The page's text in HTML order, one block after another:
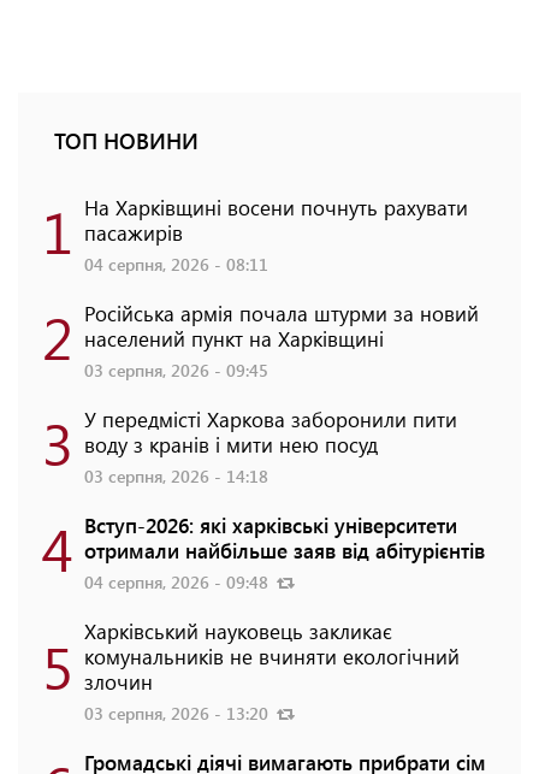
ТОП НОВИНИ
1 На Харківщині восени почнуть рахувати
пасажирів
04 серпня, 2026 - 08:11
2 Російська армія почала штурми за новий
населений пункт на Харківщині
03 серпня, 2026 - 09:45
3 У передмісті Харкова заборонили пити
воду з кранів і мити нею посуд
03 серпня, 2026 - 14:18
4 Вступ-2026: які харківські університети
отримали найбільше заяв від абітурієнтів
04 серпня, 2026 - 09:48
5 Харківський науковець закликає
комунальників не вчиняти екологічний
злочин
03 серпня, 2026 - 13:20
Громадські діячі вимагають прибрати сім